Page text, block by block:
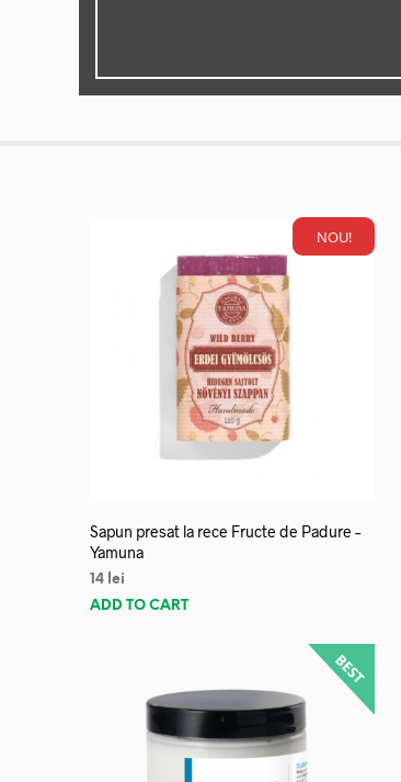
NOU!
Sapun presat la rece Fructe de Padure –
Yamuna
14 lei
ADD TO CART